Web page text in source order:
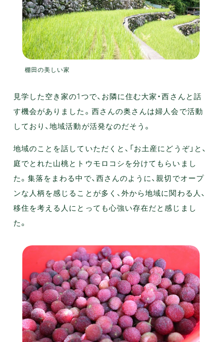
棚田の美しい家
見学した空き家の1つで、お隣に住む大家・西さんと話
す機会がありました。西さんの奥さんは婦人会で活動
しており、地域活動が活発なのだそう。
地域のことを話していただくと、「お土産にどうぞ」と、
庭でとれた山桃とトウモロコシを分けてもらいまし
た。集落をまわる中で、西さんのように、親切でオープ
ンな人柄を感じることが多く、外から地域に関わる人、
移住を考える人にとっても心強い存在だと感じまし
た。